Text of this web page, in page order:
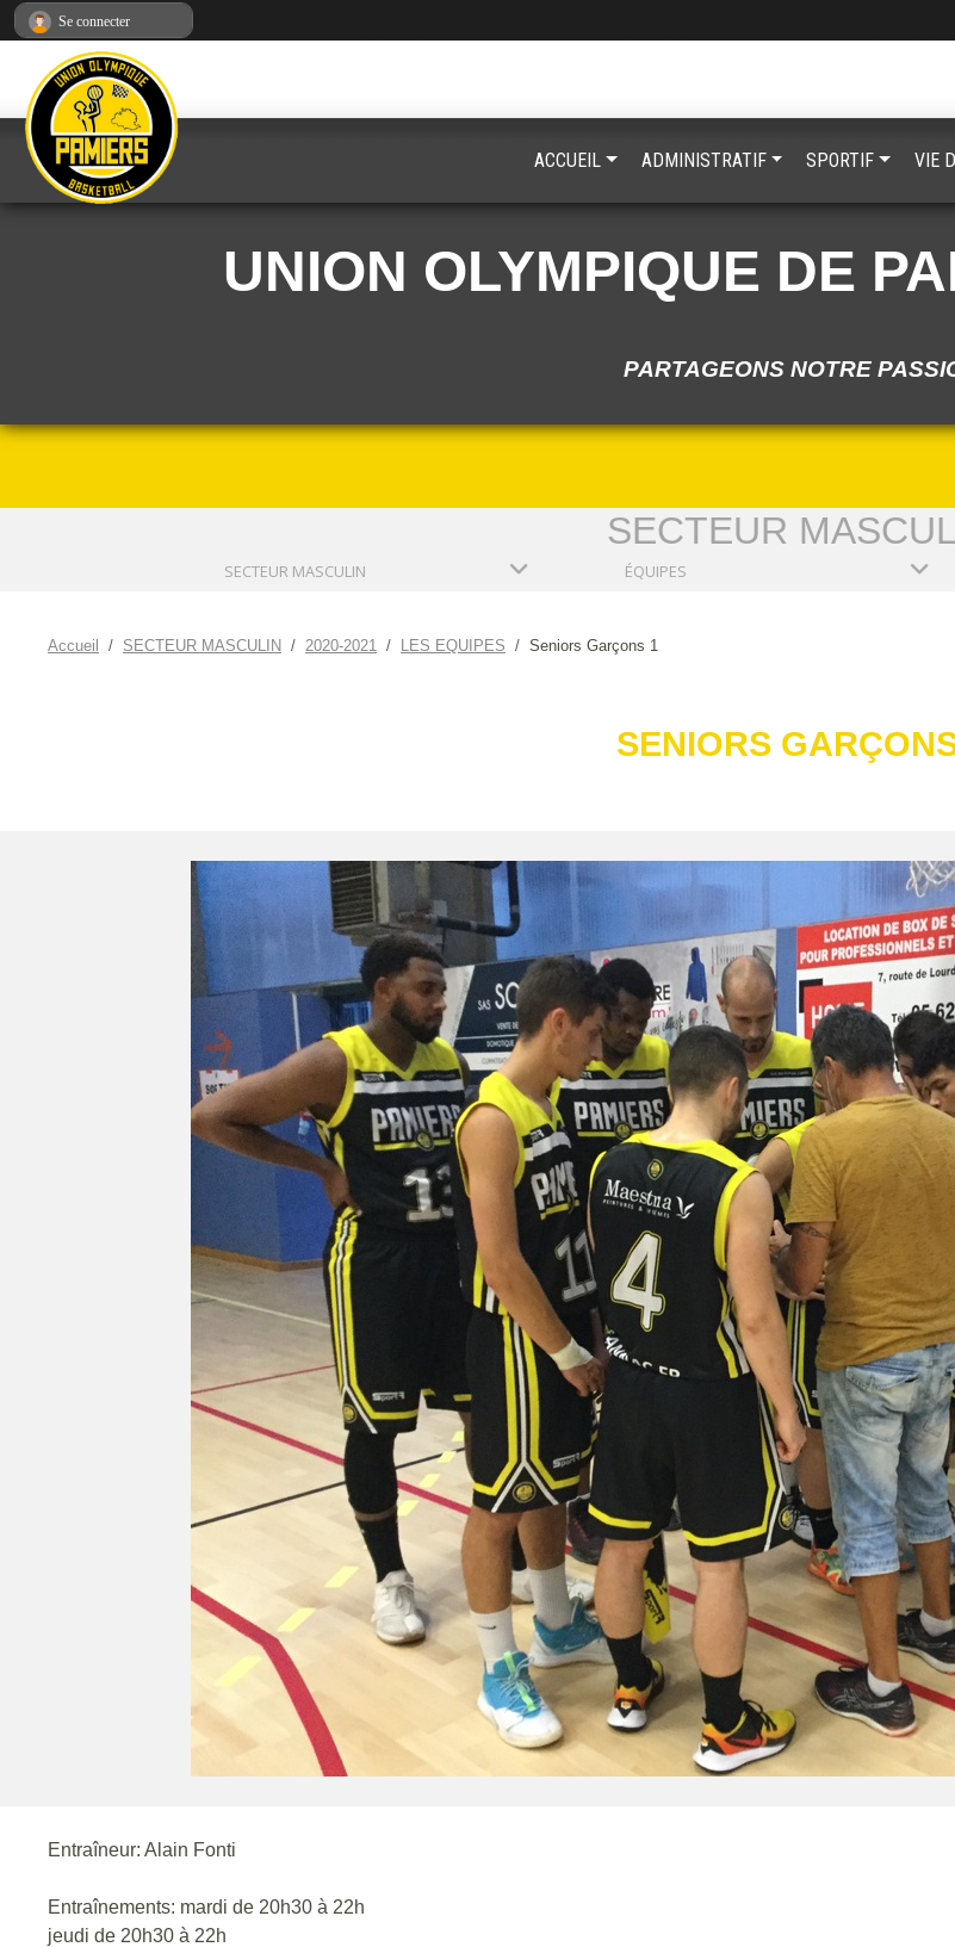
UNION OLYMPIQUE DE
PARTAGEONS NOTRE
SECTEUR
SECTEUR MASCULIN ÉQUIPES
Accueil SECTEUR MASCULIN 2020-2021 LES EQUIPES Seniors Garçons 1
SENIORS
Entraîneur: Alain Fonti
Entraînements: mardi de 20h30 à 22h
jeudi de 20h30 à 22h
ACCUEIL ADMINISTRATIF SPORTIF VIE
Se connecter
Panneau de gestion des cookies